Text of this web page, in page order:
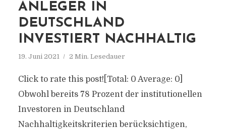
ANLEGER IN
DEUTSCHLAND
INVESTIERT NACHHALTIG
19. Juni 2021 2 Min. Lesedauer
Click to rate this post![Total: 0 Average: 0]
Obwohl bereits 78 Prozent der institutionellen
Investoren in Deutschland
Nachhaltigkeitskriterien berücksichtigen,